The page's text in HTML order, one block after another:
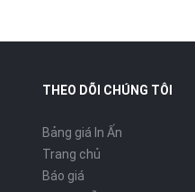
THEO DÕI CHÚNG TÔI
Bảng giá In Ấn
Trang chủ
Báo giá